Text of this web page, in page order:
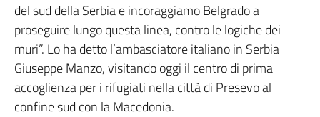
del sud della Serbia e incoraggiamo Belgrado a
proseguire lungo questa linea, contro le logiche dei
muri”. Lo ha detto l’ambasciatore italiano in Serbia
Giuseppe Manzo, visitando oggi il centro di prima
accoglienza per i rifugiati nella città di Presevo al
confine sud con la Macedonia.